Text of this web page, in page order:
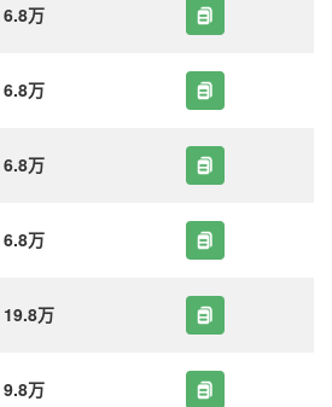
6.8万
6.8万
6.8万
6.8万
19.8万
9.8万